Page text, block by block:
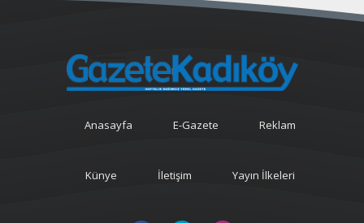
Anasayfa E-Gazete Reklam
Künye İletişim Yayın İlkeleri